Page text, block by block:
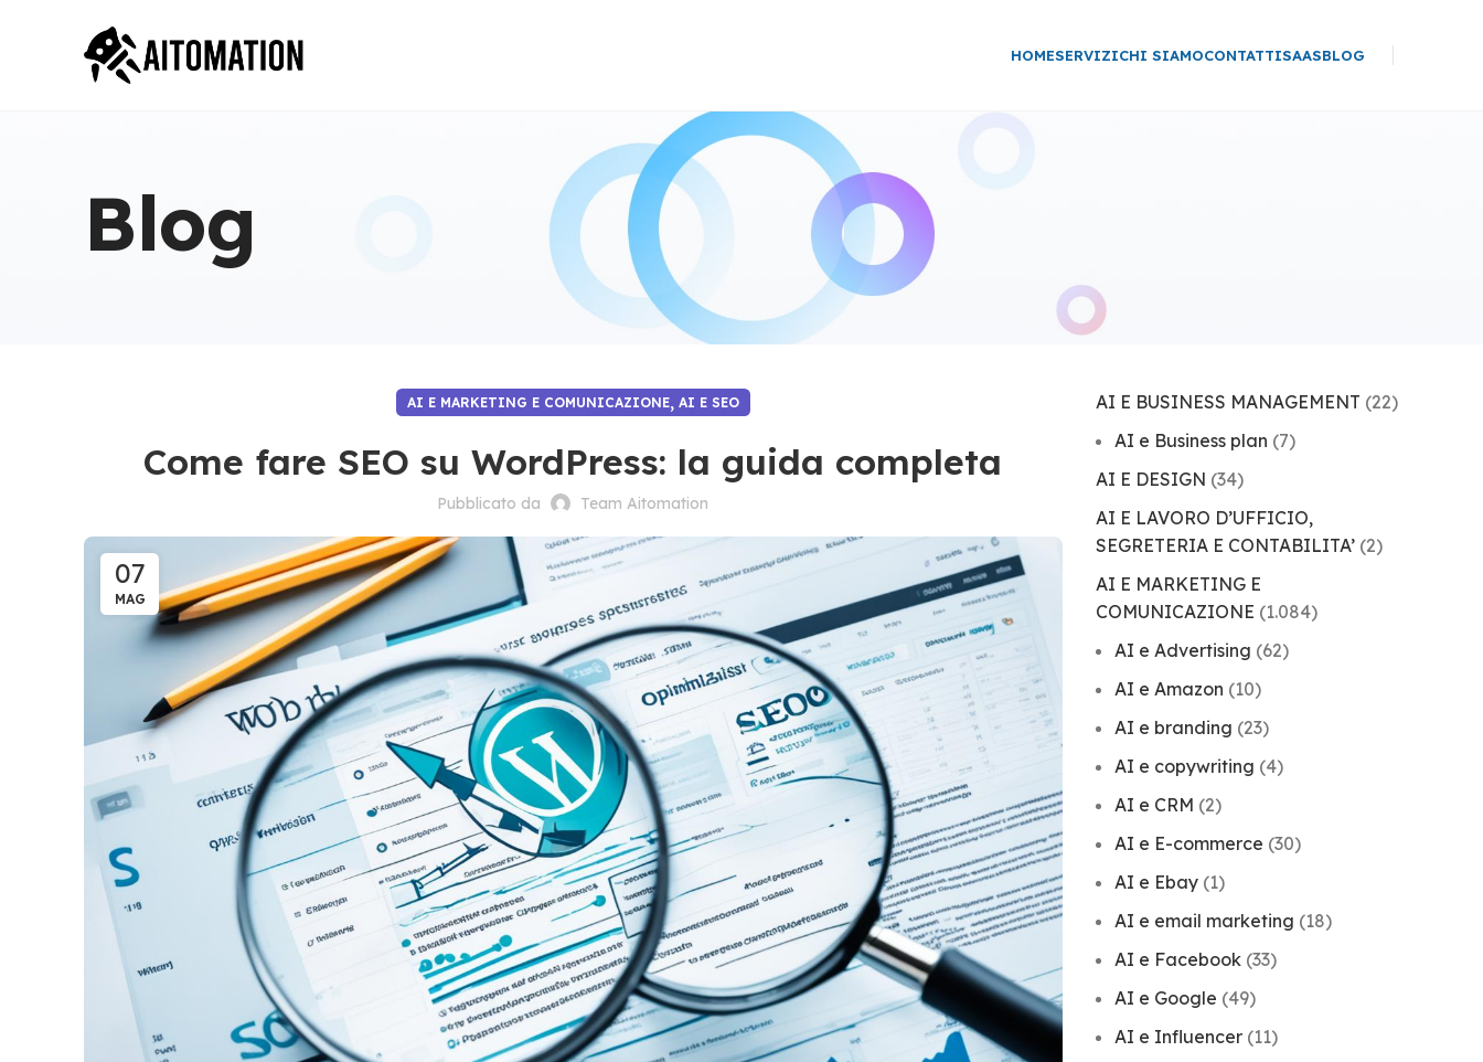
HOMESERVIZICHI SIAMOCONTATTISAASBLOG
Blog
AI E MARKETING E COMUNICAZIONE, AI E SEO
Come fare SEO su WordPress: la guida completa
Pubblicato da Team Aitomation
07
MAG
AI E BUSINESS MANAGEMENT (22)
AI e Business plan (7)
AI E DESIGN (34)
AI E LAVORO D’UFFICIO,
SEGRETERIA E CONTABILITA’(2)
AI E MARKETING E
COMUNICAZIONE (1.084)
AI e Advertising (62)
AI e Amazon (10)
AI e branding (23)
AI e copywriting (4)
AI e CRM (2)
AI e E-commerce (30)
AI e Ebay(1)
AI e email marketing (18)
AI e Facebook(33)
AI e Google (49)
AI e Influencer(11)